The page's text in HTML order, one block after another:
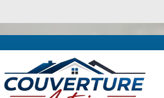
travaux toiture. Nous vous assistons
une œuvre satisfaisante et de meilleure
dernières méthodes pour que votre projet